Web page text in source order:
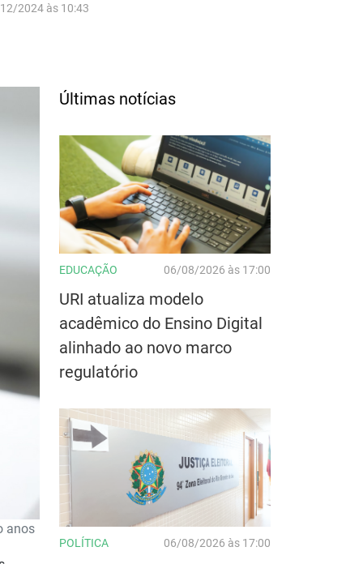
2024 às 10:43
anos
Últimas notícias
EDUCAÇÃO 06/08/2026 às 17:00
URI atualiza modelo
acadêmico do Ensino Digital
alinhado ao novo marco
regulatório
POLÍTICA 06/08/2026 às 17:00